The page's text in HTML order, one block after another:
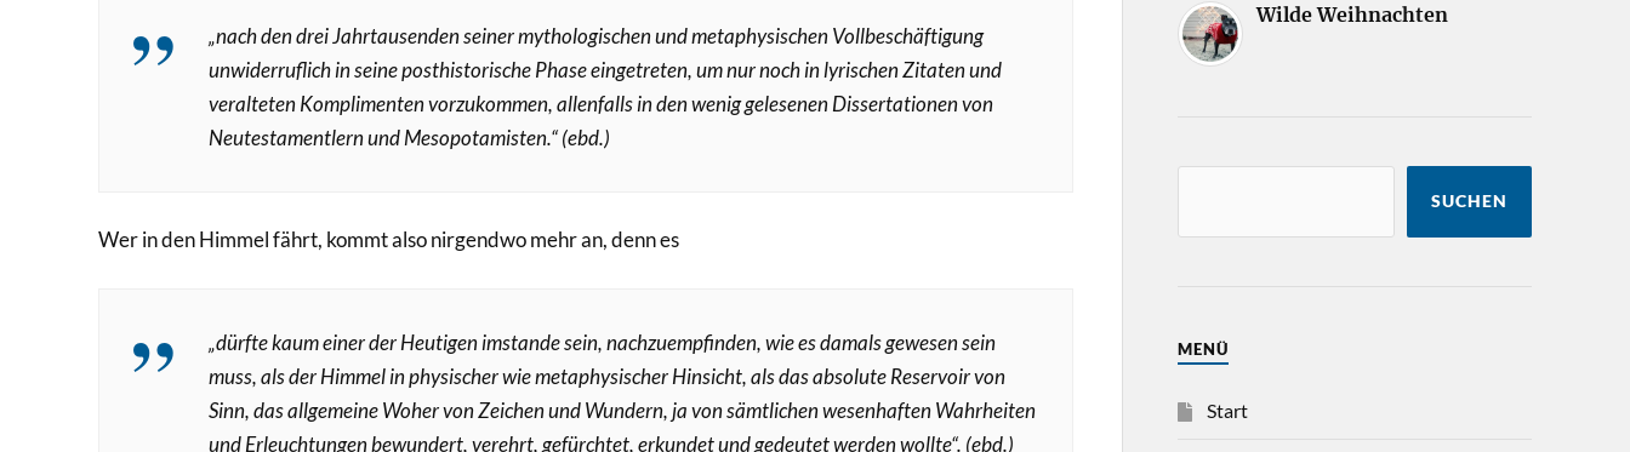
„nach den drei Jahrtausenden seiner mythologischen und metaphysischen Vollbeschäftigung
unwiderruflich in seine posthistorische Phase eingetreten, um nur noch in lyrischen Zitaten und
veralteten Komplimenten vorzukommen, allenfalls in den wenig gelesenen Dissertationen von
Neutestamentlern und Mesopotamisten.“ (ebd.)
Wer in den Himmel fährt, kommt also nirgendwo mehr an, denn es
„dürfte kaum einer der Heutigen imstande sein, nachzuempfinden, wie es damals gewesen sein
muss, als der Himmel in physischer wie metaphysischer Hinsicht, als das absolute Reservoir von
Sinn, das allgemeine Woher von Zeichen und Wundern, ja von sämtlichen wesenhaften Wahrheiten
und Erleuchtungen bewundert, verehrt, gefürchtet, erkundet und gedeutet werden wollte“. (ebd.)
Wilde Weihnachten
SUCHEN
MENÜ
Start